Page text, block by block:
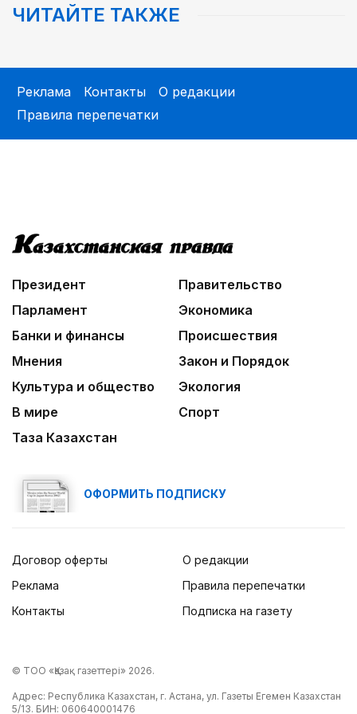
05:00
06:30
Библиотеки на новый лад
07:00
В столице реализуется проект «Школа
Мой Абай
ЧИТАЙТЕ ТАКЖЕ
Реклама Контакты
О редакции
Правила перепечатки
Президент
Правительство
Парламент
Экономика
Банки и финансы
Происшествия
Мнения
Закон и Порядок
Культура и общество
Экология
В мире
Спорт
Таза Казахстан
ОФОРМИТЬ ПОДПИСКУ
Договор оферты
Реклама
Контакты
О редакции
Правила перепечатки
Подписка на газету
© ТОО «Қазақ газеттері» 2026.
Адрес: Республика Казахстан, г. Астана, ул. Газеты Егемен Казахстан
5/13. БИН: 060640001476